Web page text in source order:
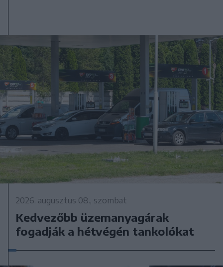
2026. augusztus 08., szombat
Kedvezőbb üzemanyagárak
fogadják a hétvégén tankolókat